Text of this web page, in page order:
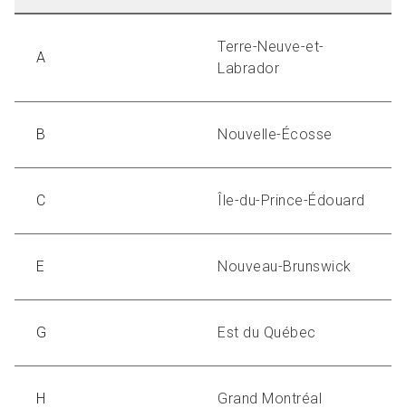
A
Terre-Neuve-et-
Labrador
B Nouvelle-Écosse
C Île-du-Prince-Édouard
E Nouveau-Brunswick
G Est du Québec
H Grand Montréal